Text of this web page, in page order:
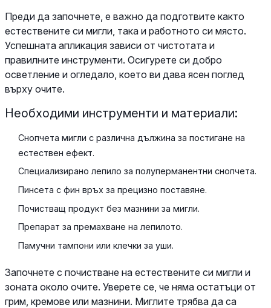
Преди да започнете, е важно да подготвите както
естествените си мигли, така и работното си място.
Успешната апликация зависи от чистотата и
правилните инструменти. Осигурете си добро
осветление и огледало, което ви дава ясен поглед
върху очите.
Необходими инструменти и материали:
Снопчета мигли с различна дължина за постигане на
естествен ефект.
Специализирано лепило за полуперманентни снопчета.
Пинсета с фин връх за прецизно поставяне.
Почистващ продукт без мазнини за мигли.
Препарат за премахване на лепилото.
Памучни тампони или клечки за уши.
Започнете с почистване на естествените си мигли и
зоната около очите. Уверете се, че няма остатъци от
грим, кремове или мазнини. Миглите трябва да са